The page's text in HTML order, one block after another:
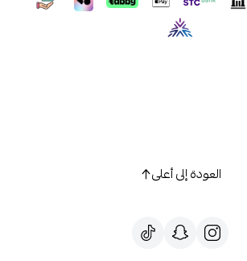
العودة إلى أعلى